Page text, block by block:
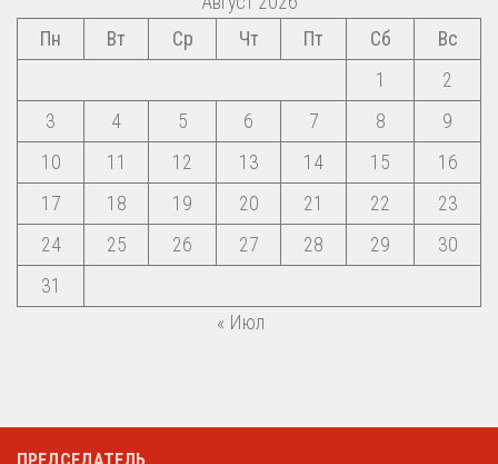
Пн
Вт Ср Чт Пт Сб
Вс
1
2
3
4 5 6 7 8
9
10
11 12 13 14 15
16
17
18 19 20 21 22
23
24
25 26 27 28 29
30
31
« Июл